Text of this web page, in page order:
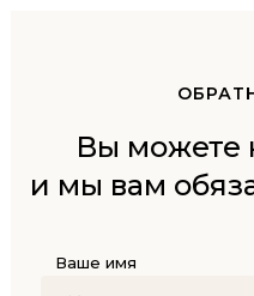
Вы можете
и мы вам
Ваше имя